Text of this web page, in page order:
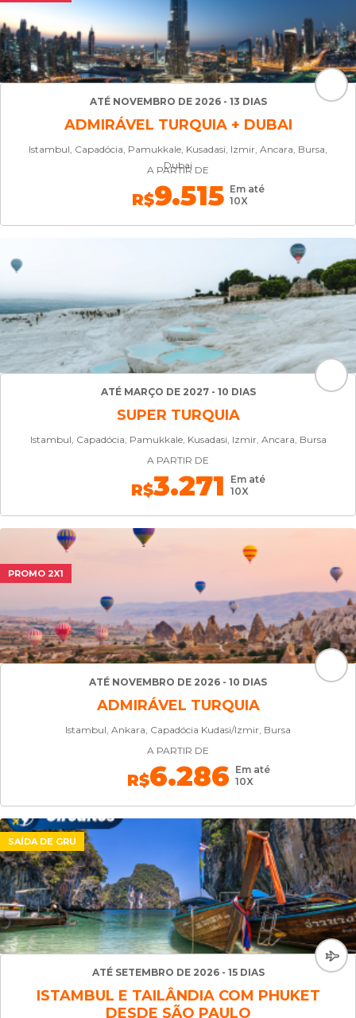
ATÉ NOVEMBRO DE 2026 - 13 DIAS
ADMIRÁVEL TURQUIA + DUBAI
Istambul, Capadócia, Pamukkale, Kusadasi, Izmir, Ancara, Bursa,
Dubai
A PARTIR DE
R$9.515 Em até
10X
ATÉ MARÇO DE 2027 - 10 DIAS
SUPER TURQUIA
Istambul, Capadócia, Pamukkale, Kusadasi, Izmir, Ancara, Bursa
A PARTIR DE
R$3.271
Em até
10X
PROMO 2X1
ATÉ NOVEMBRO DE 2026 - 10 DIAS
ADMIRÁVEL TURQUIA
Istambul, Ankara, Capadócia Kudasi/Izmir, Bursa
A PARTIR DE
R$6.286 Em até
10X
SAÍDA DE GRU
ATÉ SETEMBRO DE 2026 - 15 DIAS
ISTAMBUL E TAILÂNDIA COM PHUKET
DESDE SÃO PAULO